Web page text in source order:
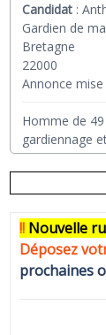
Candidat :
Gardien de
Bretagne
22000
Annonce
Homme de
gardiennage
!! Nouvelle
Déposez
prochaines